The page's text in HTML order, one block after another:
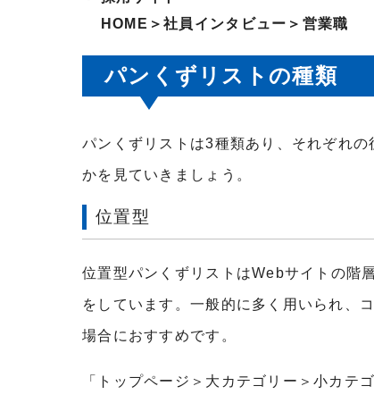
HOME＞社員インタビュー＞営業職
パンくずリストの種類
パンくずリストは3種類あり、それぞれ
かを見ていきましょう。
位置型
位置型パンくずリストはWebサイトの階
をしています。一般的に多く用いられ、
場合におすすめです。
「トップページ＞大カテゴリー＞小カテ